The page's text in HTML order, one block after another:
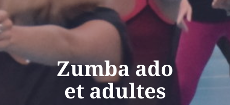
Zumba ado
et adultes